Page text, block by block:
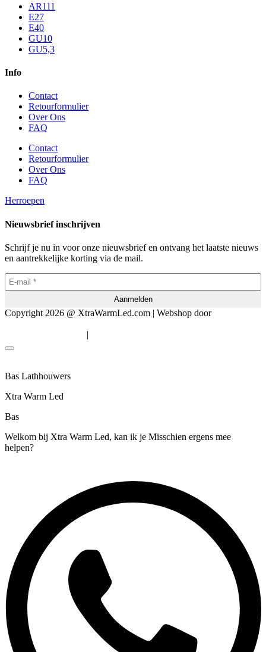
AR111
E27
E40
GU10
GU5,3
Info
Contact
Retourformulier
Over Ons
FAQ
Contact
Retourformulier
Over Ons
FAQ
Herroepen
Nieuwsbrief inschrijven
Schrijf je nu in voor onze nieuwsbrief en ontvang het laatste nieuws
en aantrekkelijke korting via de mail.
Copyright 2026 @ XtraWarmLed.com | Webshop door
|
Bas Lathhouwers
Xtra Warm Led
Bas
Welkom bij Xtra Warm Led, kan ik je Misschien ergens mee
helpen?